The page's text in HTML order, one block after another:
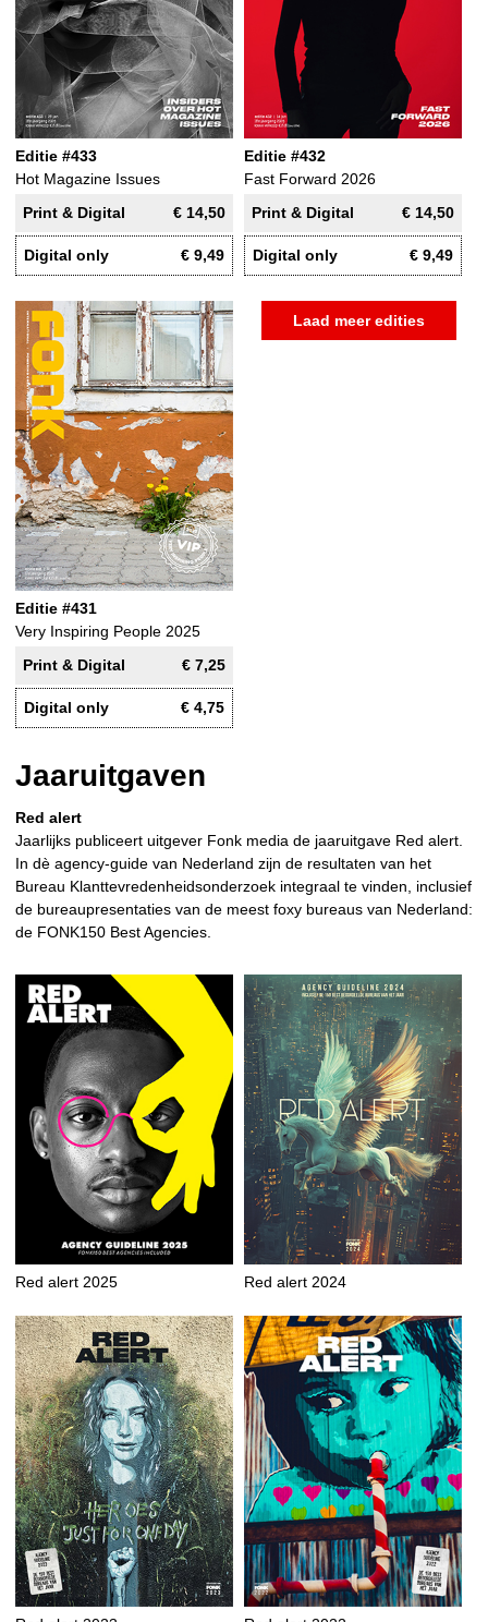
Editie #433
Hot Magazine Issues
Print & Digital
€ 14,50
Digital only € 9,49
Editie #432
Fast Forward 2026
Print & Digital
€ 14,50
Digital only € 9,49
Editie #431
Very Inspiring People 2025
Print & Digital
€ 7,25
Digital only € 4,75
Laad meer edities
Jaaruitgaven
Red alert
Jaarlijks publiceert uitgever Fonk media de jaaruitgave Red alert.
In dè agency-guide van Nederland zijn de resultaten van het
Bureau Klanttevredenheidsonderzoek integraal te vinden, inclusief
de bureaupresentaties van de meest foxy bureaus van Nederland:
de FONK150 Best Agencies.
Red alert 2025 Red alert 2024